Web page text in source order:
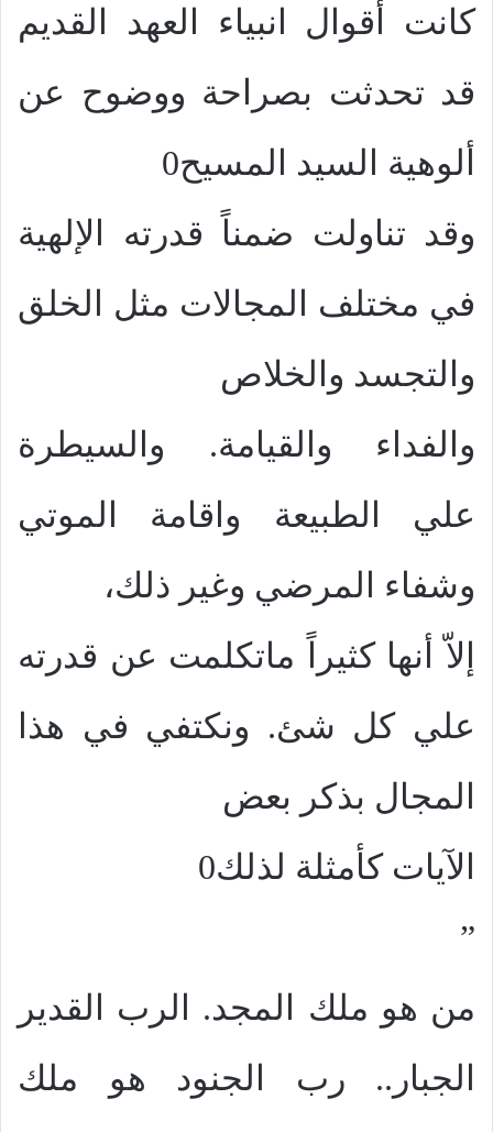
كانت أقوال انبياء العهد القديم
قد تحدثت بصراحة ووضوح عن
ألوهية السيد المسيح0
وقد تناولت ضمناً قدرته الإلهية
في مختلف المجالات مثل الخلق
والتجسد والخلاص
والفداء والقيامة. والسيطرة
علي الطبيعة واقامة الموتي
وشفاء المرضي وغير ذلك،
إلاّ أنها كثيراً ماتكلمت عن قدرته
علي كل شئ. ونكتفي في هذا
المجال بذكر بعض
الآيات كأمثلة لذلك0
”
من هو ملك المجد. الرب القدير
الجبار.. رب الجنود هو ملك